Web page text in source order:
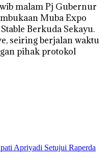
malam Pj Gubernur
Muba Expo
Berkuda Sekayu.
seiring berjalan waktu
pihak protokol
Apriyadi Setujui Raperda